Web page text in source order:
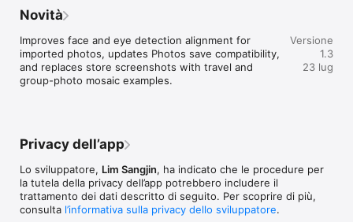
• Selezione per volto, seleziona tutto, inverti e volti piccoli
• Selezione di tutti i volti tranne quelli da lasciare visibili
• Mosaico volto intero, solo occhi o volto circolare
• Aree manuali rettangolo, cerchio e pennello
• Effetti mosaico pixel, sfocatura, maschera piena ed emoji
• Intensità, intervallo per volto e bordi morbidi regolabili
• Esporta copie modificate JPEG, PNG e HEIC
tracciamento, SDK analytics, caricamenti su server,
sincronizzazione cloud, abbonamenti o acquisti in-app.
Il mosaico video non è supportato in questa versione.
Novità
Improves face and eye detection alignment for
imported photos, updates Photos save compatibility,
and replaces store screenshots with travel and
group-photo mosaic examples.
Versione
1.3
23 lug
Privacy dell’app
Lo sviluppatore, Lim Sangjin, ha indicato che le procedure per
la tutela della privacy dell’app potrebbero includere il
trattamento dei dati descritto di seguito. Per scoprire di più,
consulta l’informativa sulla privacy dello sviluppatore.